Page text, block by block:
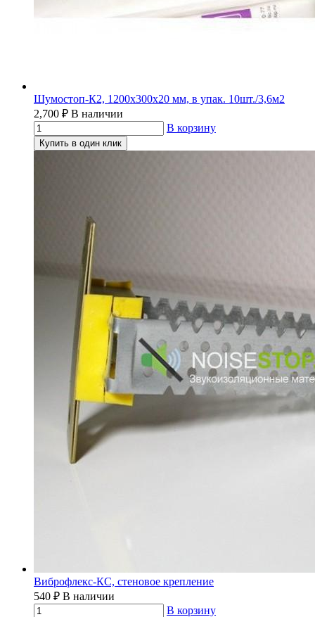
Шумостоп-К2, 1200х300х20 мм, в упак. 10шт./3,6м2
2,700 ₽ В наличии
В корзину
Купить в один клик
Виброфлекс-КС, стеновое крепление
540 ₽ В наличии
В корзину